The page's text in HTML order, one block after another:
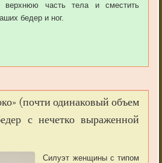
верхнюю чаcть тела и сместить
бедер и ног.
(почти одинаковый объем
с нечетко выраженной
Силуэт женщины с типом